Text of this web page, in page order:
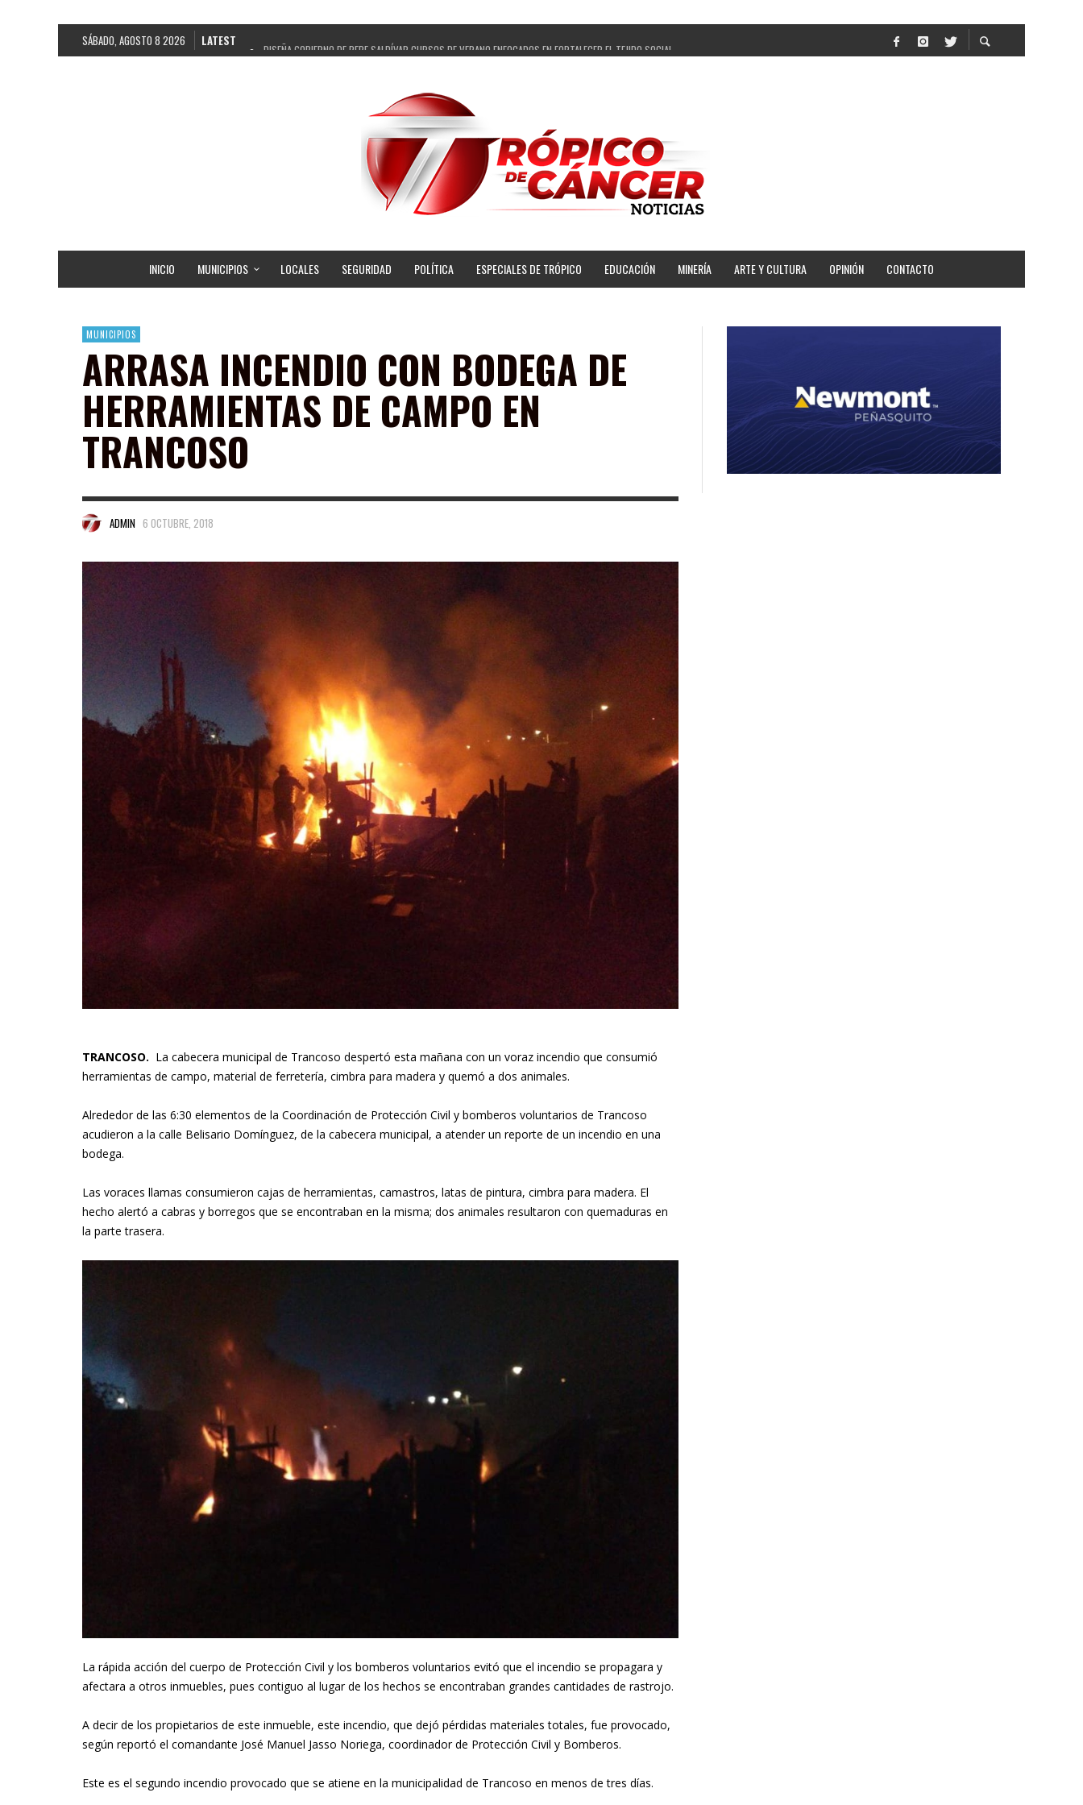
SÁBADO, AGOSTO 8 2026 LATEST
DISEÑA GOBIERNO DE PEPE SALDÍVAR CURSOS DE VERANO ENFOCADOS EN FORTALECER EL TEJIDO SOCIAL
FORTALECE GOBIERNO DE PEPE SALDÍVAR LA EDUCACIÓN EN LA ZACATECANA CON COMODATO DE CENTRO DE BIENESTAR
GOBIERNO DE PEPE SALDÍVAR Y GRUPO FEMSA GENERAN MÁS DE 3 MIL EMPLEOS EN GUADALUPE
CUARTA FERIA EXPO AGROPECUARIA TRAJO BENEFICIO DIRECTO A GUADALUPE: PEPE SALDÍVAR
RECONOCE PEPE SALDÍVAR A ARTISTA ZACATECANA VICTORIA HERNÁNDEZ
SON MUJERES GUADALUPENSES PRINCIPALES BENEFICIADAS DEL PROGRAMA VIVIENDAS PARA EL BIENESTAR
INICIO MUNICIPIOS LOCALES SEGURIDAD POLÍTICA ESPECIALES DE TRÓPICO EDUCACIÓN MINERÍA ARTE Y CULTURA OPINIÓN CONTACTO
MUNICIPIOS
ARRASA INCENDIO CON BODEGA DE
HERRAMIENTAS DE CAMPO EN
TRANCOSO
ADMIN 6 OCTUBRE, 2018
TRANCOSO. La cabecera municipal de Trancoso despertó esta mañana con un voraz incendio que consumió
herramientas de campo, material de ferretería, cimbra para madera y quemó a dos animales.
Alrededor de las 6:30 elementos de la Coordinación de Protección Civil y bomberos voluntarios de Trancoso
acudieron a la calle Belisario Domínguez, de la cabecera municipal, a atender un reporte de un incendio en una
bodega.
Las voraces llamas consumieron cajas de herramientas, camastros, latas de pintura, cimbra para madera. El
hecho alertó a cabras y borregos que se encontraban en la misma; dos animales resultaron con quemaduras en
la parte trasera.
La rápida acción del cuerpo de Protección Civil y los bomberos voluntarios evitó que el incendio se propagara y
afectara a otros inmuebles, pues contiguo al lugar de los hechos se encontraban grandes cantidades de rastrojo.
A decir de los propietarios de este inmueble, este incendio, que dejó pérdidas materiales totales, fue provocado,
según reportó el comandante José Manuel Jasso Noriega, coordinador de Protección Civil y Bomberos.
Este es el segundo incendio provocado que se atiene en la municipalidad de Trancoso en menos de tres días.